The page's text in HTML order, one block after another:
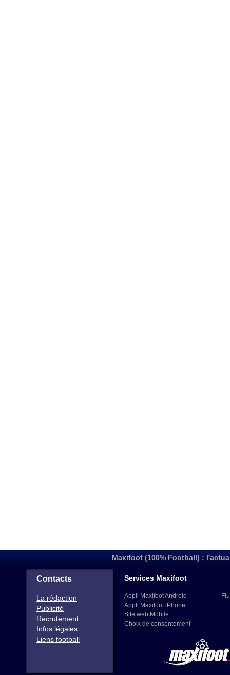
Maxifoot (100% Football) :
Contacts
La rédaction
Publicité
Recrutement
Infos légales
Liens football
Services Maxifoot
Appli Maxifoot Android
Appli Maxifoot iPhone
Site web Mobile
Choix de consentement